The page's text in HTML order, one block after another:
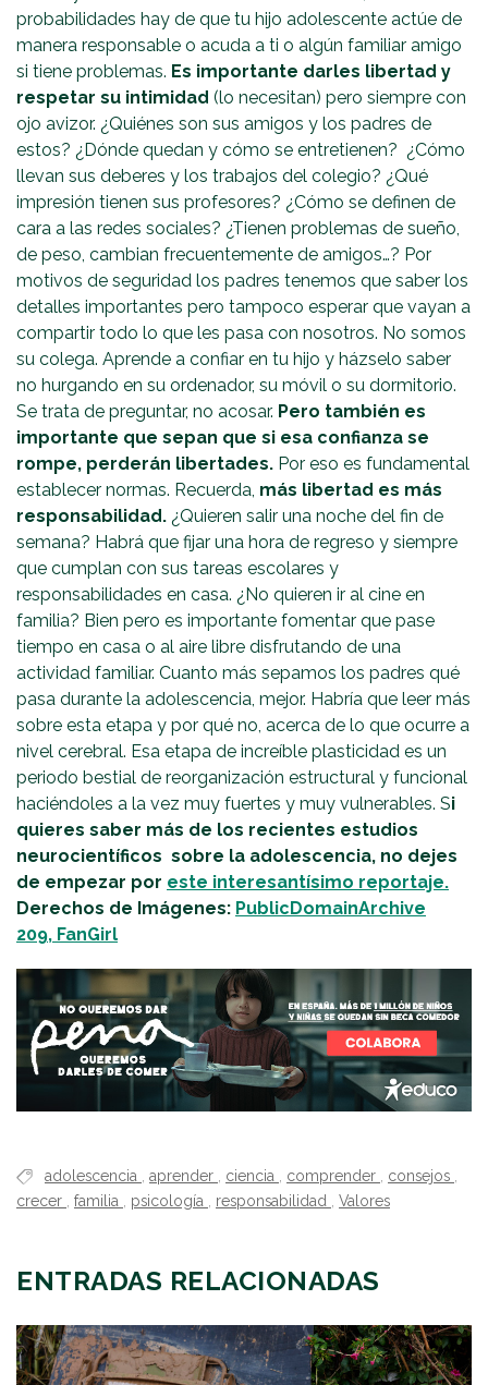
probabilidades hay de que tu hijo adolescente actúe de
manera responsable o acuda a ti o algún familiar amigo
si tiene problemas. Es importante darles libertad y
respetar su intimidad (lo necesitan) pero siempre con
ojo avizor. ¿Quiénes son sus amigos y los padres de
estos? ¿Dónde quedan y cómo se entretienen? ¿Cómo
llevan sus deberes y los trabajos del colegio? ¿Qué
impresión tienen sus profesores? ¿Cómo se definen de
cara a las redes sociales? ¿Tienen problemas de sueño,
de peso, cambian frecuentemente de amigos…? Por
motivos de seguridad los padres tenemos que saber los
detalles importantes pero tampoco esperar que vayan a
compartir todo lo que les pasa con nosotros. No somos
su colega. Aprende a confiar en tu hijo y házselo saber
no hurgando en su ordenador, su móvil o su dormitorio.
Se trata de preguntar, no acosar. Pero también es
importante que sepan que si esa confianza se
rompe, perderán libertades. Por eso es fundamental
establecer normas. Recuerda, más libertad es más
responsabilidad. ¿Quieren salir una noche del fin de
semana? Habrá que fijar una hora de regreso y siempre
que cumplan con sus tareas escolares y
responsabilidades en casa. ¿No quieren ir al cine en
familia? Bien pero es importante fomentar que pase
tiempo en casa o al aire libre disfrutando de una
actividad familiar. Cuanto más sepamos los padres qué
pasa durante la adolescencia, mejor. Habría que leer más
sobre esta etapa y por qué no, acerca de lo que ocurre a
nivel cerebral. Esa etapa de increíble plasticidad es un
periodo bestial de reorganización estructural y funcional
haciéndoles a la vez muy fuertes y muy vulnerables. Si
quieres saber más de los recientes estudios
neurocientíficos sobre la adolescencia, no dejes
de empezar por este interesantísimo reportaje.
Derechos de Imágenes: PublicDomainArchive
209, FanGirl
adolescencia aprender ciencia comprender consejos
crecer
familia psicología responsabilidad Valores
ENTRADAS RELACIONADAS